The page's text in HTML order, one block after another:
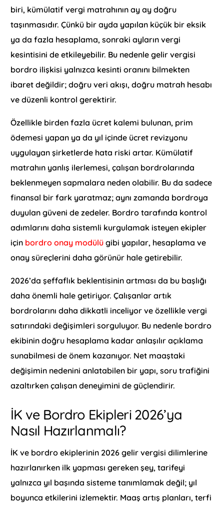
biri, kümülatif vergi matrahının ay ay doğru
taşınmasıdır. Çünkü bir ayda yapılan küçük bir eksik
ya da fazla hesaplama, sonraki ayların vergi
kesintisini de etkileyebilir. Bu nedenle gelir vergisi
bordro ilişkisi yalnızca kesinti oranını bilmekten
ibaret değildir; doğru veri akışı, doğru matrah hesabı
ve düzenli kontrol gerektirir.
Özellikle birden fazla ücret kalemi bulunan, prim
ödemesi yapan ya da yıl içinde ücret revizyonu
uygulayan şirketlerde hata riski artar. Kümülatif
matrahın yanlış ilerlemesi, çalışan bordrolarında
beklenmeyen sapmalara neden olabilir. Bu da sadece
finansal bir fark yaratmaz; aynı zamanda bordroya
duyulan güveni de zedeler. Bordro tarafında kontrol
adımlarını daha sistemli kurgulamak isteyen ekipler
için bordro onay modülü gibi yapılar, hesaplama ve
onay süreçlerini daha görünür hale getirebilir.
2026’da şeffaflık beklentisinin artması da bu başlığı
daha önemli hale getiriyor. Çalışanlar artık
bordrolarını daha dikkatli inceliyor ve özellikle vergi
satırındaki değişimleri sorguluyor. Bu nedenle bordro
ekibinin doğru hesaplama kadar anlaşılır açıklama
sunabilmesi de önem kazanıyor. Net maaştaki
değişimin nedenini anlatabilen bir yapı, soru trafiğini
azaltırken çalışan deneyimini de güçlendirir.
İK ve Bordro Ekipleri 2026’ya
Nasıl Hazırlanmalı?
İK ve bordro ekiplerinin 2026 gelir vergisi dilimlerine
hazırlanırken ilk yapması gereken şey, tarifeyi
yalnızca yıl başında sisteme tanımlamak değil; yıl
boyunca etkilerini izlemektir. Maaş artış planları, terfi